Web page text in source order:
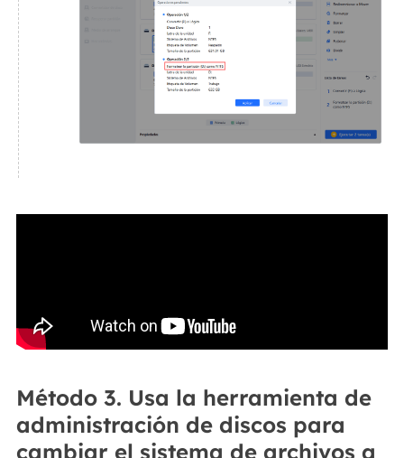
Método 3. Usa la herramienta de
administración de discos para
cambiar el sistema de archivos a